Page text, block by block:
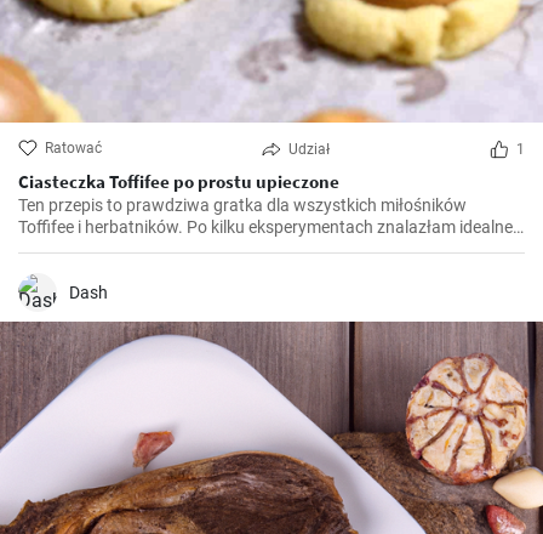
Ratować Udział 1
Ciasteczka Toffifee po prostu upieczone
Ten przepis to prawdziwa gratka dla wszystkich miłośników
Toffifee i herbatników. Po kilku eksperymentach znalazłam idealne
połączenie, które doskonale łączy smak Toffifee z herbatnikami.
Radość i komplementy, które otrzymałam, gdy przygotowałam i
podałam ten przepis po raz pierwszy, są po prostu bezcenne.
Dash